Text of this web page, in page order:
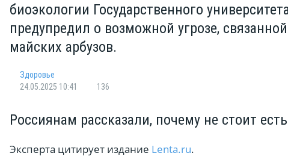
биоэкологии Государственного
предупредил о возможной угрозе,
майских арбузов.
Здоровье
24.05.2025 10:41
136
Россиянам рассказали, почему не стоит
Эксперта цитирует издание Lenta.ru.